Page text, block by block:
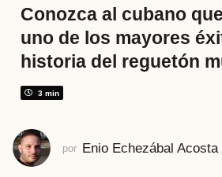
t
á
s
2
ñ
o
s
Conozca al cubano
uno de los mayores
historia del reguetón
3 min
por Enio Echezábal Acosta